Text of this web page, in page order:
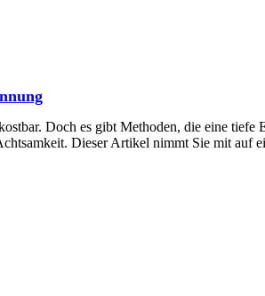
Doch es gibt Methoden, die eine tiefe
Dieser Artikel nimmt Sie mit auf